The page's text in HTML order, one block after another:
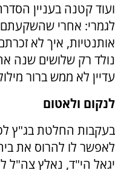
ועוד קטנה בעניין
לגמרי: אחרי שהשקעתם
אותנטיות, איך לא
נולד רק שלושים שנה
עדיין לא ממש ברור
לנקום ולאטום
בעקבות החלטת בג"ץ
לאפשר לו להרוס את
יגאל הי"ד, נאלץ